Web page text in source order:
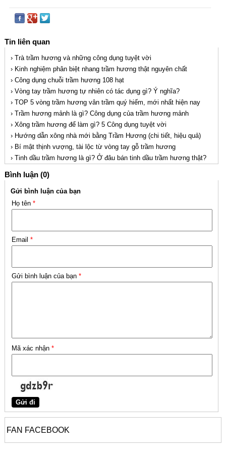
Tin liên quan
› Trà trầm hương và những công dụng tuyệt vời
› Kinh nghiệm phân biệt nhang trầm hương thật nguyên chất
› Công dụng chuỗi trầm hương 108 hạt
› Vòng tay trầm hương tự nhiên có tác dụng gì? Ý nghĩa?
› TOP 5 vòng trầm hương vân trầm quý hiếm, mới nhất hiện nay
› Trầm hương mảnh là gì? Công dụng của trầm hương mảnh
› Xông trầm hương để làm gì? 5 Công dụng tuyệt vời
› Hướng dẫn xông nhà mới bằng Trầm Hương (chi tiết, hiệu quả)
› Bí mật thịnh vượng, tài lộc từ vòng tay gỗ trầm hương
› Tinh dầu trầm hương là gì? Ở đâu bán tinh dầu trầm hương thật?
Bình luận (0)
Gửi bình luận của bạn
Họ tên *
Email *
Gửi bình luận của bạn *
Mã xác nhận *
FAN FACEBOOK